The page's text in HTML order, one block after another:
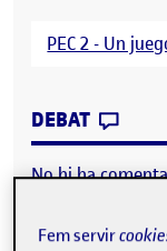
PEC 2 - Un
DEBAT
No hi ha
Fem servir